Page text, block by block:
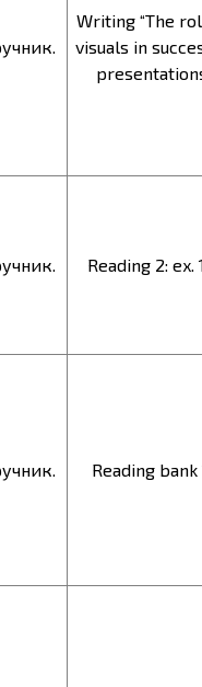
Writing “The
visuals in
Reading 2: ex.
Reading bank